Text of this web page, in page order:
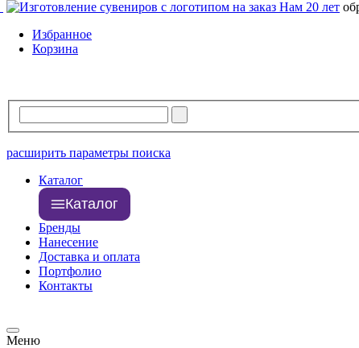
Нам 20 лет
Избранное
Корзина
расширить параметры поиска
Каталог
Каталог
Бренды
Нанесение
Доставка и оплата
Портфолио
Контакты
Меню
Свободно381 шт.